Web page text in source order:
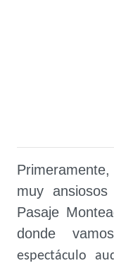
muy
Pasaje
donde
espectáculo